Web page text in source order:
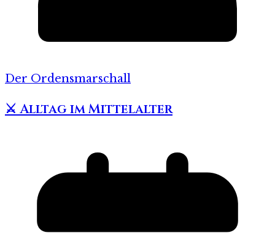
Der Ordensmarschall
⚔️ Alltag im Mittelalter